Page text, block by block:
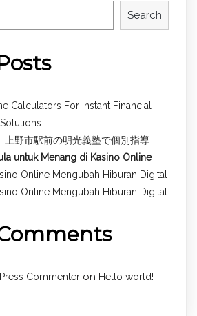
Search
Calculators For Instant Financial
上野市駅前の明光義塾で個別指導
untuk Menang di Kasino Online
Online Mengubah Hiburan Digital
Online Mengubah Hiburan Digital
Commenter on Hello world!